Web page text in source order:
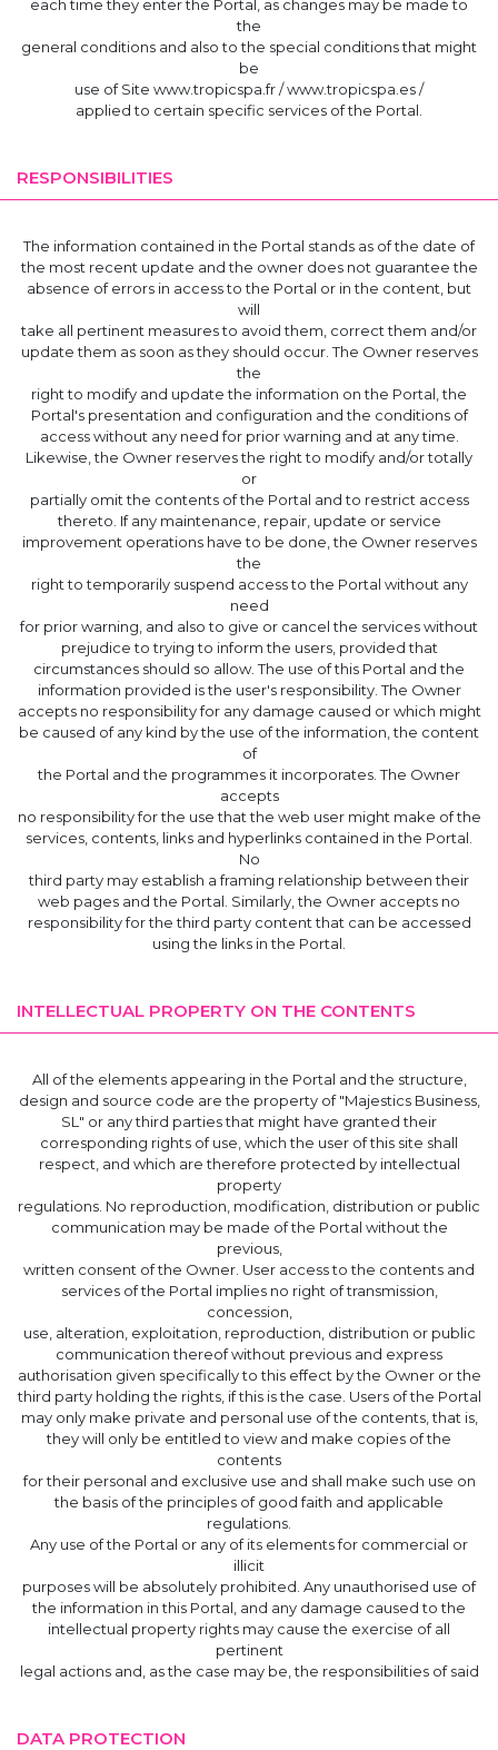
each time they enter the Portal, as changes may be made to
the
general conditions and also to the special conditions that might
be
use of Site www.tropicspa.fr / www.tropicspa.es /
applied to certain specific services of the Portal.
RESPONSIBILITIES
The information contained in the Portal stands as of the date of
the most recent update and the owner does not guarantee the
absence of errors in access to the Portal or in the content, but
will
take all pertinent measures to avoid them, correct them and/or
update them as soon as they should occur. The Owner reserves
the
right to modify and update the information on the Portal, the
Portal's presentation and configuration and the conditions of
access without any need for prior warning and at any time.
Likewise, the Owner reserves the right to modify and/or totally
or
partially omit the contents of the Portal and to restrict access
thereto. If any maintenance, repair, update or service
improvement operations have to be done, the Owner reserves
the
right to temporarily suspend access to the Portal without any
need
for prior warning, and also to give or cancel the services without
prejudice to trying to inform the users, provided that
circumstances should so allow. The use of this Portal and the
information provided is the user's responsibility. The Owner
accepts no responsibility for any damage caused or which might
be caused of any kind by the use of the information, the content
of
the Portal and the programmes it incorporates. The Owner
accepts
no responsibility for the use that the web user might make of the
services, contents, links and hyperlinks contained in the Portal.
No
third party may establish a framing relationship between their
web pages and the Portal. Similarly, the Owner accepts no
responsibility for the third party content that can be accessed
using the links in the Portal.
INTELLECTUAL PROPERTY ON THE CONTENTS
All of the elements appearing in the Portal and the structure,
design and source code are the property of "Majestics Business,
SL" or any third parties that might have granted their
corresponding rights of use, which the user of this site shall
respect, and which are therefore protected by intellectual
property
regulations. No reproduction, modification, distribution or public
communication may be made of the Portal without the
previous,
written consent of the Owner. User access to the contents and
services of the Portal implies no right of transmission,
concession,
use, alteration, exploitation, reproduction, distribution or public
communication thereof without previous and express
authorisation given specifically to this effect by the Owner or the
third party holding the rights, if this is the case. Users of the Portal
may only make private and personal use of the contents, that is,
they will only be entitled to view and make copies of the
contents
for their personal and exclusive use and shall make such use on
the basis of the principles of good faith and applicable
regulations.
Any use of the Portal or any of its elements for commercial or
illicit
purposes will be absolutely prohibited. Any unauthorised use of
the information in this Portal, and any damage caused to the
intellectual property rights may cause the exercise of all
pertinent
legal actions and, as the case may be, the responsibilities of said
DATA PROTECTION